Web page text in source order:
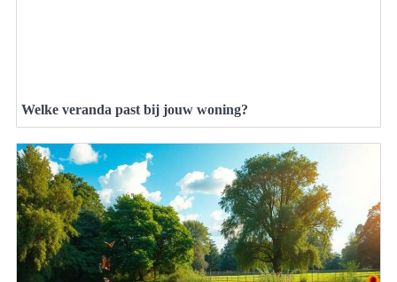
Welke veranda past bij jouw woning?